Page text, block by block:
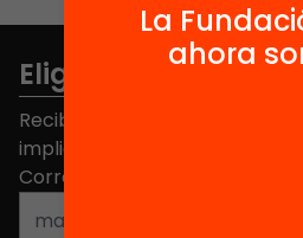
Elige equidad
Recibe contenidos, iniciativas
implicarte.
Correo electrónico
La
ahora